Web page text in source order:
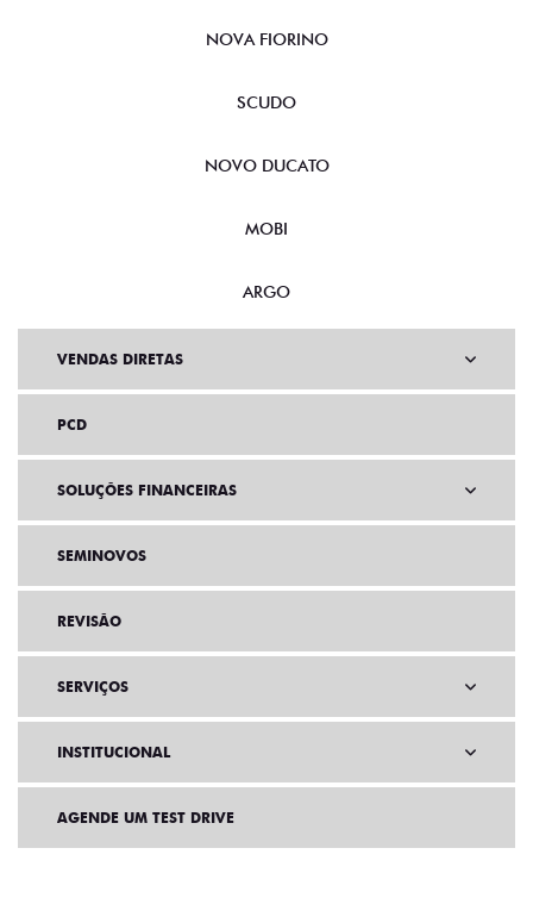
NOVA FIORINO
SCUDO
NOVO DUCATO
MOBI
ARGO
VENDAS DIRETAS
PCD
SOLUÇÕES FINANCEIRAS
SEMINOVOS
REVISÃO
SERVIÇOS
INSTITUCIONAL
AGENDE UM TEST DRIVE